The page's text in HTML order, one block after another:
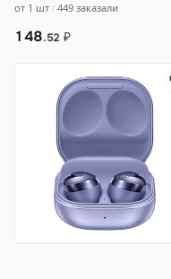
дополните …
от 1 шт 449 заказали
148.52 ₽